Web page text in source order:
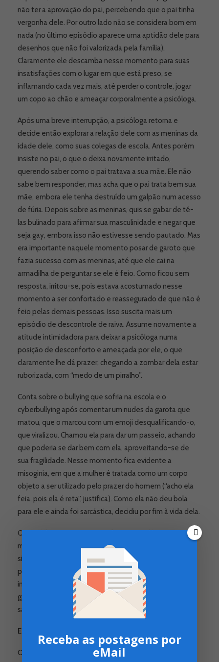
não ter a aprovação do pai, percebendo que o pai tinha
vergonha dele. Por outro lado não se considera bom em
nada (no último episódio aparece uma aptidão dele para
desenhos que não foi valorizada pela família).
Claramente ele descamba nesse momento para suas
insatisfações com o lugar em que está preso, se
inflamando cada vez mais, até perder o controle, jogar
um copo ao chão e ameaçar corporalmente a psicóloga.
Após uma breve interrupção, a psicóloga retorna e
decide então explorar a relação dele com as meninas da
idade dele, como suas colegas de escola. Antes porém
insiste no pai, o que o deixa novamente irritado,
querendo saber como o pai tratava a sua mãe. Ele não
sabe bem responder, mas acha que o pai trata bem sua
mãe, embora ele tenha destruído um galpão num acesso
de fúria. Depois sobre as meninas, quis se gabar de tê-
las bulinado para afirmar sua masculinidade e negar que
seja gay, embora isso não estivesse sendo pautado. Mas
era importante naquele momento posar de garoto que
fazia sucesso com as meninas, até que ele cai na
armadilha de perguntar se ele é feio. Como ficou sem
resposta, irritou-se, pois estava acostumado nesse
momento a ser confortado e reassegurado de que não é
feio pelas demais pessoas. Isso suscita mais um
episódio de descontrole de raiva. Assume novamente a
atitude intimidadora para deixar a psicóloga numa
posição de desconforto e ameaçada por ele, o que
claramente lhe dá prazer, chegando a zombar dela estar
ruborizada, com “medo de um pirralho”.
Conta sobre o bullying que sofria na escola e o
cyberbullying após comentar um nudes da garota que
matou, que o marcou com um emoji desqualificando-o,
que viralizou. Chamou ela para dar um passeio, achando
que poderia se dar bem com ela, aproveitando-se de
sua fragilidade. Nesse momento fica evidente a
misoginia, em que a mulher é tratada como um corpo
objeto a ser utilizado pelo prazer do homem (“acho ela
feia, pois ela é reta”, justifica). Como ela não deu bola
para ele e ainda foi sarcástica, decidiu por fim à vida dela.
O episódio termina com os efeitos psicológicos que o
machismo e a misoginia podem causar mesmo numa
situação clínica, com uma psicóloga tecnicamente
preparada, mas que sente a carga de agressividade e
intimidação do adolescente, mais preocupado com sua
gratificação. A psicóloga chega a ter náuseas após a
saída do garoto da sala.
Episódio 4
O quarto e último episódio fecha com as questões da
Receba as postagens por
eMail